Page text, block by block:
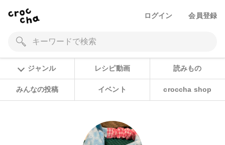
ログイン 会員登録
ジャンル レシピ動画 読みもの
みんなの投稿 イベント croccha shop